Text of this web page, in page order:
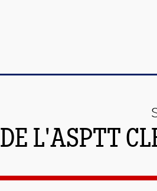
DE L'ASPTT